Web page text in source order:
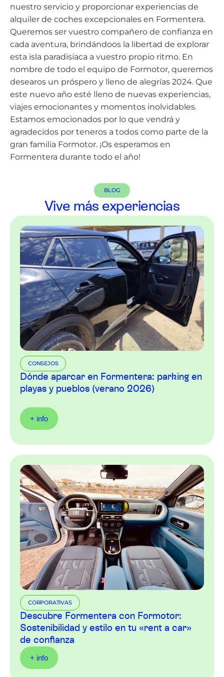
nuestro servicio y proporcionar experiencias de
alquiler de coches excepcionales en Formentera.
Queremos ser vuestro compañero de confianza en
cada aventura, brindándoos la libertad de explorar
esta isla paradisíaca a vuestro propio ritmo. En
nombre de todo el equipo de Formotor, queremos
desearos un próspero y lleno de alegrías 2024. Que
este nuevo año esté lleno de nuevas experiencias,
viajes emocionantes y momentos inolvidables.
Estamos emocionados por lo que vendrá y
agradecidos por teneros a todos como parte de la
gran familia Formotor. ¡Os esperamos en
Formentera durante todo el año!
BLOG
Vive más experiencias
CONSEJOS
Dónde aparcar en Formentera: parking en
playas y pueblos (verano 2026)
+ info
CORPORATIVAS
Descubre Formentera con Formotor:
Sostenibilidad y estilo en tu «rent a car»
de confianza
+ info